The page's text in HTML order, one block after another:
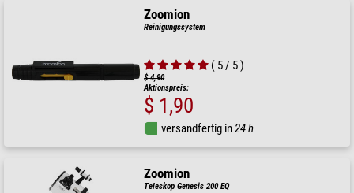
Zoomion
Reinigungssystem
( 5 / 5 )
$ 4,90
Aktionspreis:
$ 1,90
versandfertig in24 h
Zoomion
Teleskop Genesis 200 EQ